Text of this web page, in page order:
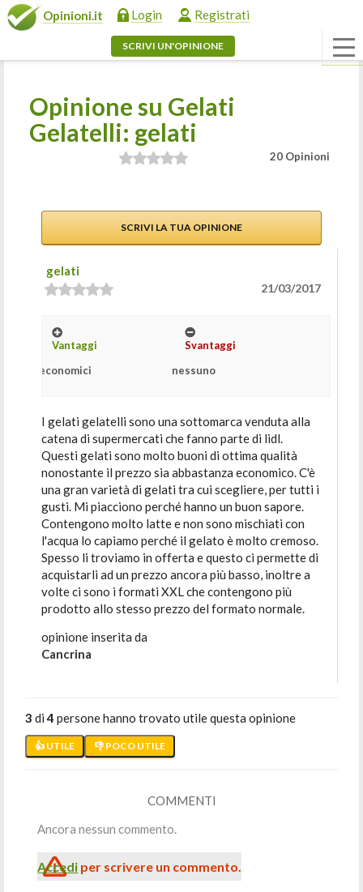
Opinioni.it Login Registrati
SCRIVI UN'OPINIONE
Opinione su Gelati
Gelatelli: gelati
20 Opinioni
SCRIVI LA TUA OPINIONE
gelati
21/03/2017
Vantaggi
economici
Svantaggi
nessuno
I gelati gelatelli sono una sottomarca venduta alla
catena di supermercati che fanno parte di lidl.
Questi gelati sono molto buoni di ottima qualità
nonostante il prezzo sia abbastanza economico. C'è
una gran varietà di gelati tra cui scegliere, per tutti i
gusti. Mi piacciono perché hanno un buon sapore.
Contengono molto latte e non sono mischiati con
l'acqua lo capiamo perché il gelato è molto cremoso.
Spesso li troviamo in offerta e questo ci permette di
acquistarli ad un prezzo ancora più basso, inoltre a
volte ci sono i formati XXL che contengono più
prodotto allo stesso prezzo del formato normale.
opinione inserita da
Cancrina
3 di4 persone hanno trovato utile questa opinione
👍 UTILE 👎 POCO UTILE
COMMENTI
Ancora nessun commento.
Accedi per scrivere un commento.